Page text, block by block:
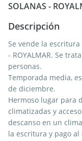
SOLANAS -
Descripción
Se vende la
- ROYALMAR. Se
personas.
Temporada media,
de diciembre.
Hermoso lugar para
climatizadas y
descanso en un
la escritura y pago al